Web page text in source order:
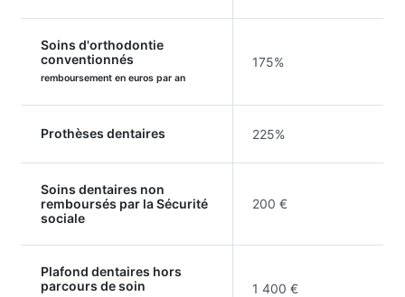
Soins d'orthodontie
conventionnés
remboursement en euros par an
175%
Prothèses dentaires 225%
Soins dentaires non
remboursés par la Sécurité
sociale
200 €
Plafond dentaires hors
parcours de soin
1 400 €